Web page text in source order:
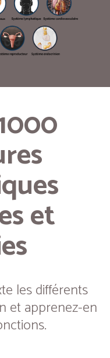
et
les différents
et apprenez-en